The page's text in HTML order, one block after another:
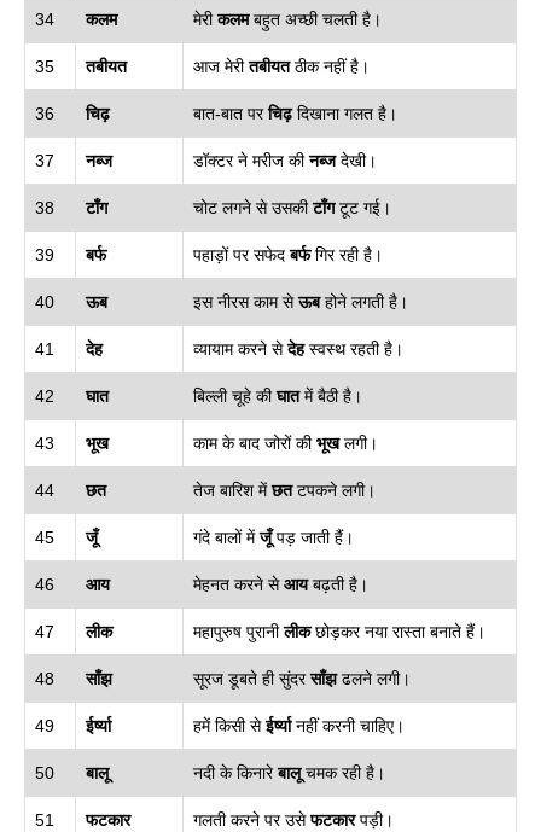
34 कलम मेरीकलमबहुत अच्छी चलती है।
35 तबीयत आज मेरीतबीयतठीक नहीं है।
36 चिढ़ बात-बात परचिढ़दिखाना गलत है।
37 नब्ज डॉक्टर ने मरीज कीनब्जदेखी।
38 टाँग चोट लगने से उसकीटाँगटूट गई।
39 बर्फ पहाड़ों पर सफेदबर्फगिर रही है।
40 ऊब इस नीरस काम सेऊबहोने लगती है।
41 देह व्यायाम करने सेदेहस्वस्थ रहती है।
42 घात बिल्ली चूहे कीघातमें बैठी है।
43 भूख काम के बाद जोरों कीभूखलगी।
44 छत तेज बारिश मेंछतटपकने लगी।
45 जूँ गंदे बालों मेंजूँपड़ जाती हैं।
46 आय मेहनत करने सेआयबढ़ती है।
47 लीक महापुरुष पुरानीलीकछोड़कर नया रास्ता बनाते हैं।
48 साँझ सूरज डूबते ही सुंदरसाँझढलने लगी।
49 ईर्ष्या हमें किसी सेईर्ष्यानहीं करनी चाहिए।
50 बालू नदी के किनारेबालूचमक रही है।
51 फटकार गलती करने पर उसेफटकारपड़ी।